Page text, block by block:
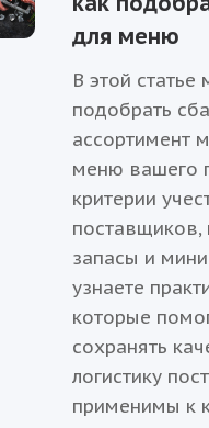
для меню
В этой
подобрать
ассортимент
меню вашего
критерии
поставщиков,
запасы и
узнаете
которые
сохранять
логистику
применимы к